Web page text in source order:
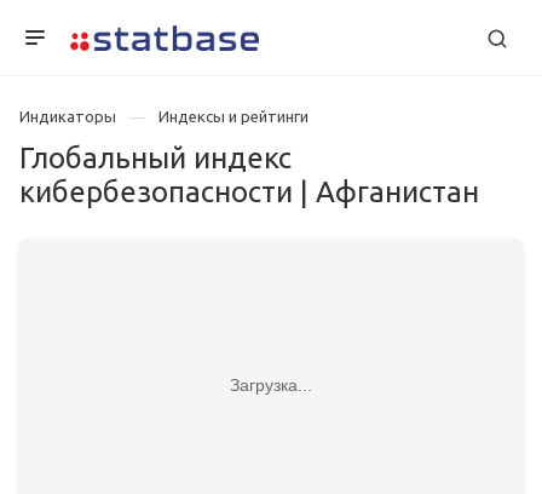
Индикаторы Индексы и рейтинги
Глобальный индекс
кибербезопасности | Афганистан
Загрузка...